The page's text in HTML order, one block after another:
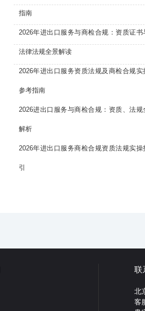
指南
2026年进出口服务与商检合规：资质证书
法律法规全景解读
2026年进出口服务资质法规及商检合规实
参考指南
2026进出口服务与商检合规：资质、法规
解析
2026年进出口服务商检合规资质法规实操
引
联
北
客